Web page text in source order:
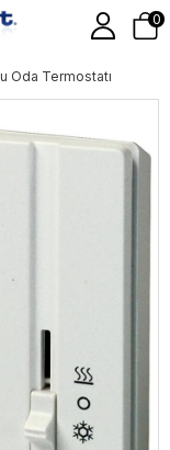
0
Oda Termostatı